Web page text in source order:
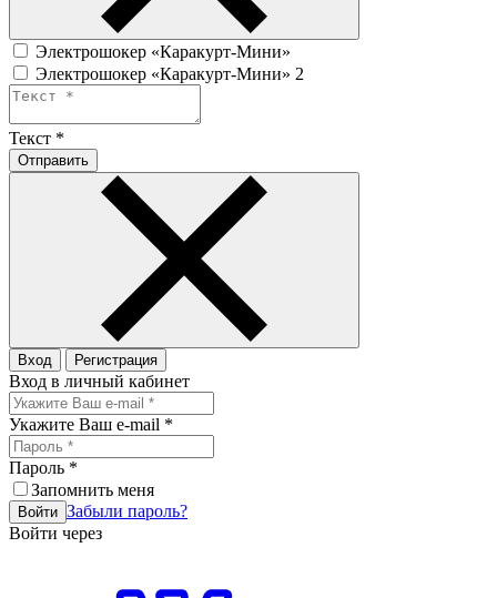
Электрошокер «Каракурт-Мини»
Электрошокер «Каракурт-Мини» 2
Текст *
Отправить
Вход Регистрация
Вход в личный кабинет
Укажите Ваш e-mail *
Пароль *
Запомнить меня
Войти Забыли пароль?
Войти через